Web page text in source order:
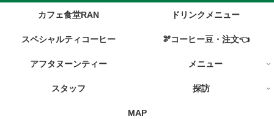
カフェ食堂RAN ドリンクメニュー
スペシャルティコーヒー 🫘コーヒー豆・注文👈
アフタヌーンティー メニュー
スタッフ 探訪
MAP